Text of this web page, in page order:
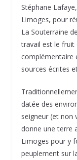
Stéphane
Limoges, pour
La Souterraine
travail est le fruit
complémentaire
sources écrites
datée des
seigneur (et non
donne une terre
Limoges pour y
peuplement sur